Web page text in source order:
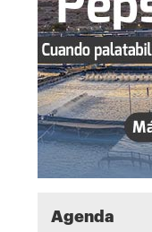
Agenda